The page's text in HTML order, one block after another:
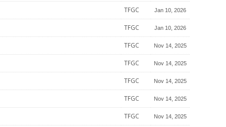
TFGC Jan 10, 2026
TFGC Jan 10, 2026
TFGC Nov 14, 2025
TFGC Nov 14, 2025
TFGC Nov 14, 2025
TFGC Nov 14, 2025
TFGC Nov 14, 2025